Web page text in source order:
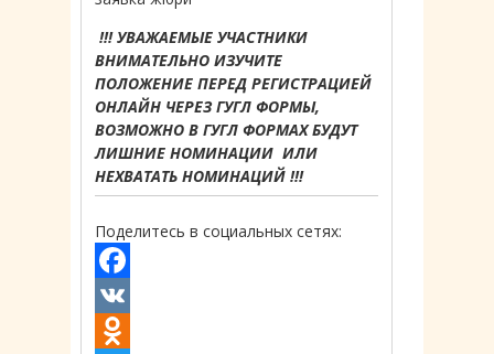
!!! УВАЖАЕМЫЕ УЧАСТНИКИ
ВНИМАТЕЛЬНО ИЗУЧИТЕ
ПОЛОЖЕНИЕ ПЕРЕД РЕГИСТРАЦИЕЙ
ОНЛАЙН ЧЕРЕЗ ГУГЛ ФОРМЫ,
ВОЗМОЖНО В ГУГЛ ФОРМАХ БУДУТ
ЛИШНИЕ НОМИНАЦИИ ИЛИ
НЕХВАТАТЬ НОМИНАЦИЙ !!!
Поделитесь в социальных сетях:
Facebook
VK